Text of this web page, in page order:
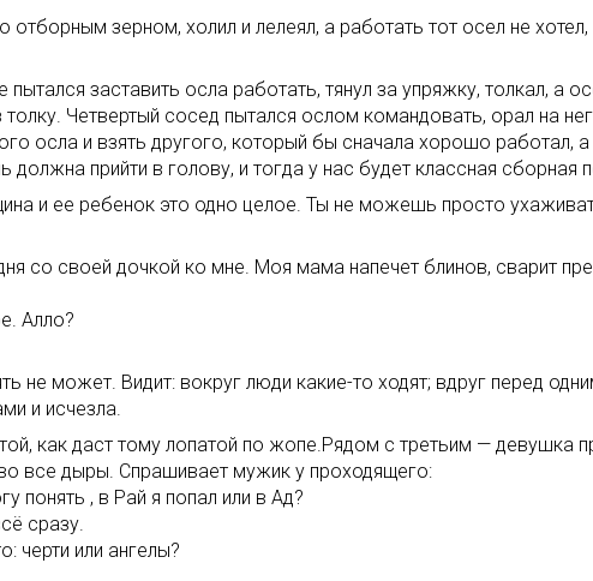
зерном, холил и лелеял, а работать тот осел не
заставить осла работать, тянул за упряжку, толкал, а
Четвертый сосед пытался ослом командовать, орал на
осла и взять другого, который бы сначала хорошо работал,
прийти в голову, и тогда у нас будет классная сборная
и ее ребенок это одно целое. Ты не можешь просто
со своей дочкой ко мне. Моя мама напечет блинов, сварит
Алло?
не может. Видит: вокруг люди какие-то ходят; вдруг перед
и исчезла.
как даст тому лопатой по жопе.Рядом с третьим — девушка
все дыры. Спрашивает мужик у проходящего:
понять , в Рай я попал или в Ад?
сразу.
черти или ангелы?